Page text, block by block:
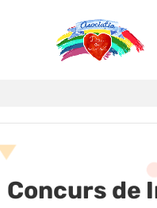
Concurs de